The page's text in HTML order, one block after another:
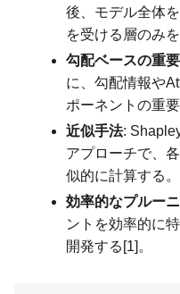
後、モデル全体
を受ける層のみ
勾配ベースの重
に、勾配情報や
ポーネントの重
近似手法:
アプローチで、
似的に計算する。
効率的なプルー
ントを効率的に
開発する[1]。